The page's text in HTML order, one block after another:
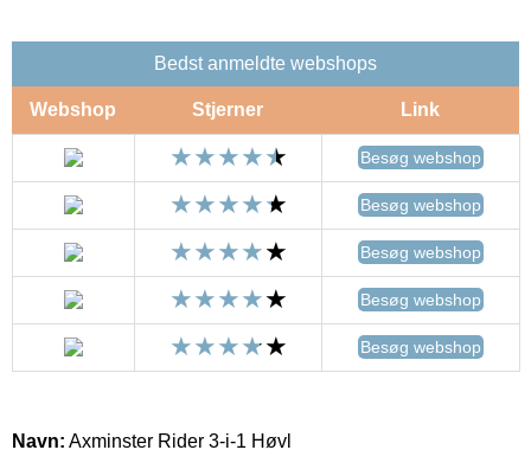
Bedst anmeldte webshops
Webshop Stjerner Link
Besøg webshop
Besøg webshop
Besøg webshop
Besøg webshop
Besøg webshop
Navn: Axminster Rider 3-i-1 Høvl